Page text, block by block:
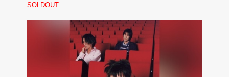
SOLDOUT